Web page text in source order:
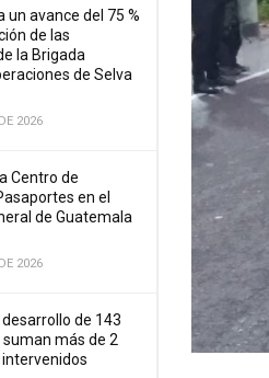
un avance del 75 %
de las
la Brigada
de Selva
2026
Centro de
en el
de Guatemala
2026
de 143
más de 2